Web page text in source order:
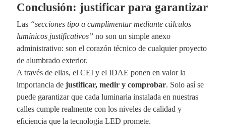
Conclusión: justificar para garantizar
Las “secciones tipo a cumplimentar mediante cálculos
lumínicos justificativos” no son un simple anexo
administrativo: son el corazón técnico de cualquier proyecto
de alumbrado exterior.
A través de ellas, el CEI y el IDAE ponen en valor la
importancia de justificar, medir y comprobar. Solo así se
puede garantizar que cada luminaria instalada en nuestras
calles cumple realmente con los niveles de calidad y
eficiencia que la tecnología LED promete.